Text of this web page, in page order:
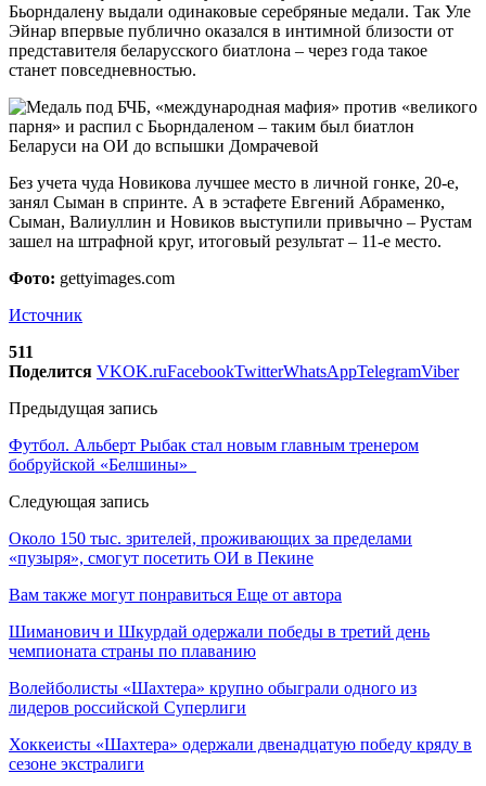
Бьорндалену выдали одинаковые серебряные медали. Так Уле
Эйнар впервые публично оказался в интимной близости от
представителя беларусского биатлона – через года такое
станет повседневностью.
Без учета чуда Новикова лучшее место в личной гонке, 20-е,
занял Сыман в спринте. А в эстафете Евгений Абраменко,
Сыман, Валиуллин и Новиков выступили привычно – Рустам
зашел на штрафной круг, итоговый результат – 11-е место.
Фото: gettyimages.com
Источник
511
Поделится VKOK.ruFacebookTwitterWhatsAppTelegramViber
Предыдущая запись
Футбол. Альберт Рыбак стал новым главным тренером
бобруйской «Белшины»
Следующая запись
Около 150 тыс. зрителей, проживающих за пределами
«пузыря», смогут посетить ОИ в Пекине
Вам также могут понравиться Еще от автора
Шиманович и Шкурдай одержали победы в третий день
чемпионата страны по плаванию
Волейболисты «Шахтера» крупно обыграли одного из
лидеров российской Суперлиги
Хоккеисты «Шахтера» одержали двенадцатую победу кряду в
сезоне экстралиги